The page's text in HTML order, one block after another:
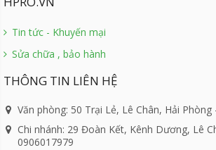
Tin tức - Khuyến mại
Sửa chữa , bảo hành
THÔNG TIN LIÊN HỆ
Văn phòng: 50 Trại Lẻ, Lê Chân, Hải Phòng
Chi nhánh: 29 Đoàn Kết, Kênh Dương, Lê
0906017979